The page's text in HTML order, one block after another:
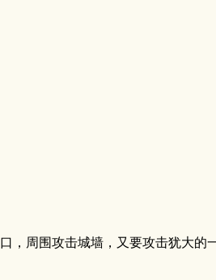
，周围攻击城墙，又要攻击犹大的